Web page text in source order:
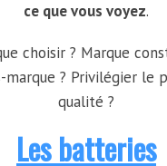
ce que vous voyez.
choisir ? Marque
marque ? Privilégier le
qualité ?
Les batteries